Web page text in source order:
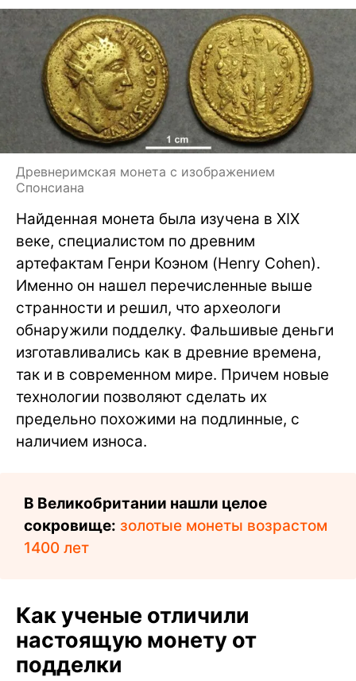
Древнеримская монета с изображением
Спонсиана
Найденная монета была изучена в XIX
веке, специалистом по древним
артефактам Генри Коэном (Henry Cohen).
Именно он нашел перечисленные выше
странности и решил, что археологи
обнаружили подделку. Фальшивые деньги
изготавливались как в древние времена,
так и в современном мире. Причем новые
технологии позволяют сделать их
предельно похожими на подлинные, с
наличием износа.
В Великобритании нашли целое
сокровище: золотые монеты возрастом
1400 лет
Как ученые отличили
настоящую монету от
подделки